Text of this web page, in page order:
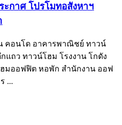
กาศ โปรโมทอสังหาฯ
คอนโด อาคารพาณิชย์ ทาวน์
แถว ทาวน์โฮม โรงงาน โกดัง
มออฟฟิต หอพัก สำนักงาน ออฟ
...